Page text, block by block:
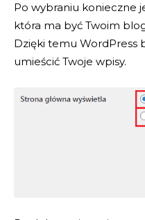
Po wybraniu konieczne
która ma być Twoim
Dzięki temu WordPress
umieścić Twoje wpisy.